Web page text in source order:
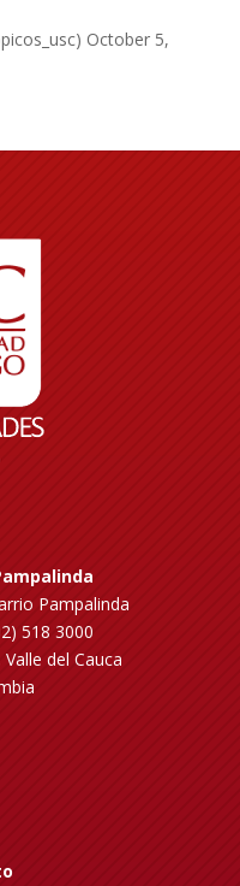
October 5,
Pampalinda
518 3000
del Cauca